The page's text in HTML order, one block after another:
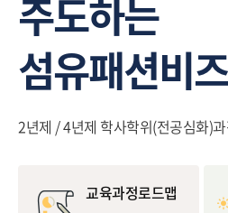
주도하는
섬유패션비
2년제 / 4년제 학사학위(전공심화)
교육과정로드맵